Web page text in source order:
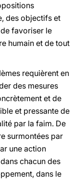
des objectifs et
favoriser le
humain et de tout
requièrent en
des mesures
et de
et pressante de
par la faim. De
surmontées par
une action
chacun des
dans le